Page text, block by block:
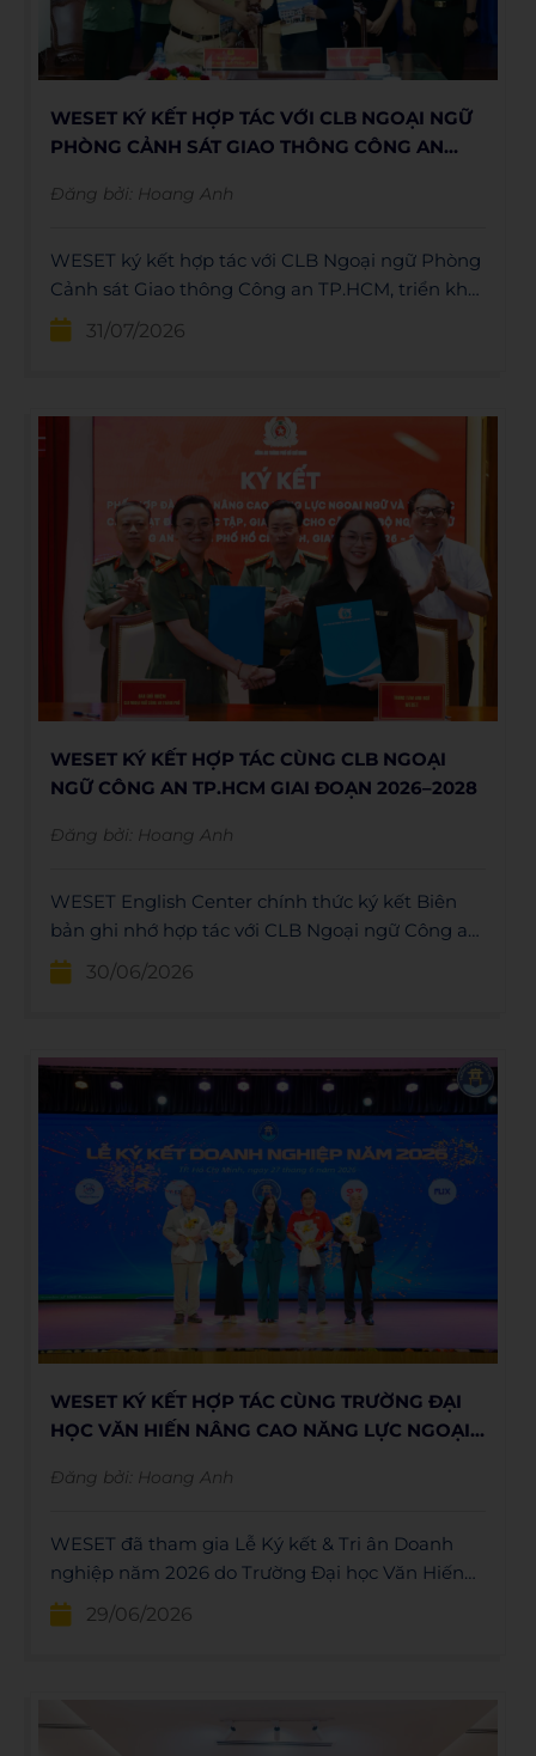
WESET KÝ KẾT HỢP TÁC VỚI CLB NGOẠI NGỮ
PHÒNG CẢNH SÁT GIAO THÔNG CÔNG AN
Đăng bởi: Hoang Anh
WESET ký kết hợp tác với CLB Ngoại ngữ Phòng
Cảnh sát Giao thông Công an TP.HCM, triển khai
đào tạo tiếng Anh chuyên ngành và nhiều hoạt
động phát triển năng lực ngoại ngữ.
31/07/2026
WESET KÝ KẾT HỢP TÁC CÙNG CLB NGOẠI
NGỮ CÔNG AN TP.HCM GIAI ĐOẠN 2026–2028
Đăng bởi: Hoang Anh
WESET English Center chính thức ký kết Biên
bản ghi nhớ hợp tác với CLB Ngoại ngữ Công an
TP.HCM giai đoạn 2026–2028 nhằm triển khai
các chương trình đào tạo tiếng Anh, xây dựng
30/06/2026
WESET KÝ KẾT HỢP TÁC CÙNG TRƯỜNG ĐẠI
HỌC VĂN HIẾN NÂNG CAO NĂNG LỰC NGOẠI
Đăng bởi: Hoang Anh
WESET đã tham gia Lễ Ký kết & Tri ân Doanh
nghiệp năm 2026 do Trường Đại học Văn Hiến
tổ chức, chính thức trở thành đối tác đồng hành
cùng Nhà trường trong hành trình nâng cao
29/06/2026